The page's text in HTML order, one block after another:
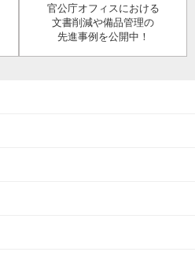
官公庁オフィスにおける
文書削減や備品管理の
先進事例を公開中！